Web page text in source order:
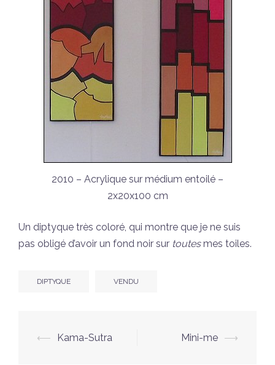
2010 – Acrylique sur médium entoilé –
2x20x100 cm
Un diptyque très coloré, qui montre que je ne suis
pas obligé d’avoir un fond noir sur toutesmes toiles.
DIPTYQUE VENDU
Navigation
⟵ Kama-Sutra Mini-me ⟶